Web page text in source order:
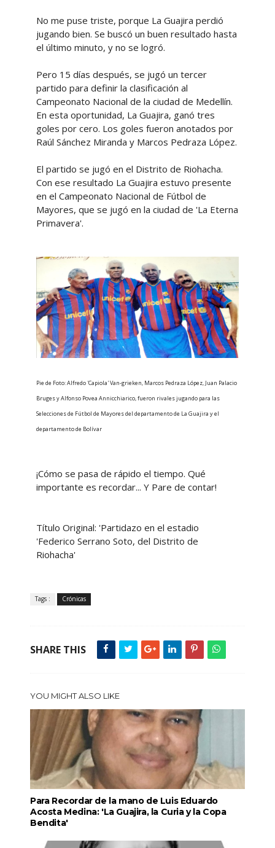
No me puse triste, porque La Guajira perdió
jugando bien. Se buscó un buen resultado hasta
el último minuto, y no se logró.
Pero 15 días después, se jugó un tercer
partido para definir la clasificación al
Campeonato Nacional de la ciudad de Medellín.
En esta oportunidad, La Guajira, ganó tres
goles por cero. Los goles fueron anotados por
Raúl Sánchez Miranda y Marcos Pedraza López.
El partido se jugó en el Distrito de Riohacha.
Con ese resultado La Guajira estuvo presente
en el Campeonato Nacional de Fútbol de
Mayores, que se jugó en la ciudad de 'La Eterna
Primavera'.
Pie de Foto: Alfredo 'Capiola' Van-grieken, Marcos Pedraza López, Juan Palacio
Bruges y Alfonso Povea Annicchiarico, fueron rivales jugando para las
Selecciones de Fútbol de Mayores del departamento de La Guajira y el
departamento de Bolívar
¡Cómo se pasa de rápido el tiempo. Qué
importante es recordar... Y Pare de contar!
Título Original: 'Partidazo en el estadio
'Federico Serrano Soto, del Distrito de
Riohacha'
Tags : Crónicas
SHARE THIS
YOU MIGHT ALSO LIKE
Para Recordar de la mano de Luis Eduardo
Acosta Medina: 'La Guajira, la Curia y la Copa
Bendita'